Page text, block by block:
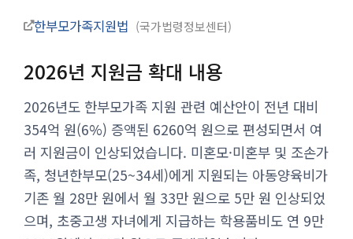
한부모가족지원법 국가법령정보센터
2026년 지원금 확대 내용
2026년도 한부모가족 지원 관련 예산안이 전년 대비
354억 원(6%) 증액된 6260억 원으로 편성되면서 여
러 지원금이 인상되었습니다. 미혼모·미혼부 및 조손가
족, 청년한부모(25~34세)에게 지원되는 아동양육비가
기존 월 28만 원에서 월 33만 원으로 5만 원 인상되었
으며, 초중고생 자녀에게 지급하는 학용품비도 연 9만